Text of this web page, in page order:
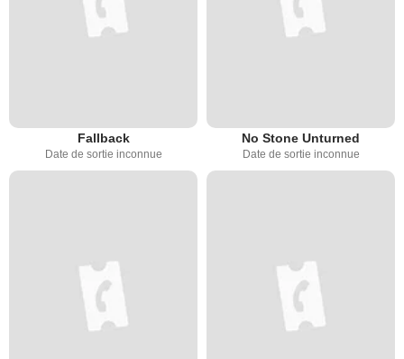
Fallback
Date de sortie inconnue
No Stone Unturned
Date de sortie inconnue